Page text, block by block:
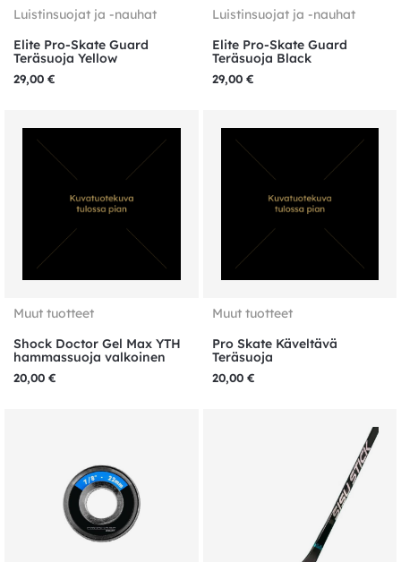
Luistinsuojat ja -nauhat
Elite Pro-Skate Guard
Teräsuoja Yellow
29,00 €
Luistinsuojat ja -nauhat
Elite Pro-Skate Guard
Teräsuoja Black
29,00 €
Muut tuotteet
Shock Doctor Gel Max YTH
hammassuoja valkoinen
20,00 €
Muut tuotteet
Pro Skate Käveltävä
Teräsuoja
20,00 €